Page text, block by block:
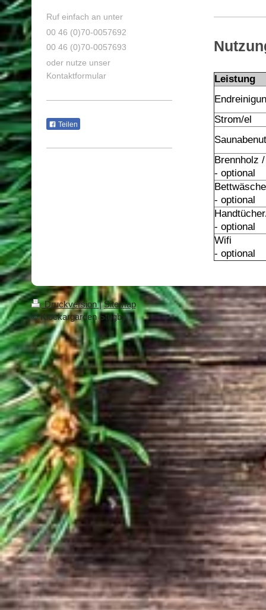
Leistung
Strom/el
Brennholz
- optional
- optional
- optional
Wifi
- optional
Ruf einfach an unter
00 46 (0)70-0057692
00 46 (0)70-0057693
oder nutze unser
Kontaktformular
Teilen
Druckversion| Sitemap
© Klockargarden Stugby